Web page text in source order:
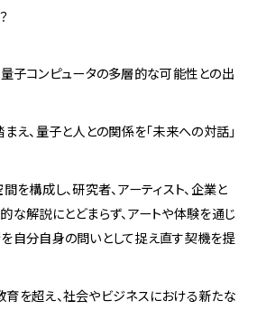
量子コンピュータの多層的な可能性との出
え、量子と人との関係を「未来への対話」
構成し、研究者、アーティスト、企業と
な解説にとどまらず、アートや体験を通じ
自分自身の問いとして捉え直す契機を提
を超え、社会やビジネスにおける新たな